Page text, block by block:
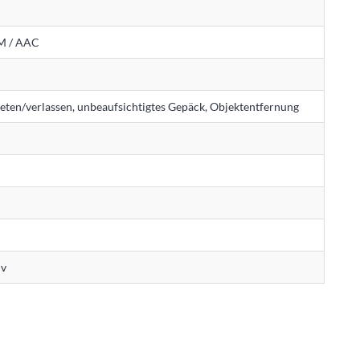
/ AAC
verlassen, unbeaufsichtigtes Gepäck, Objektentfernung